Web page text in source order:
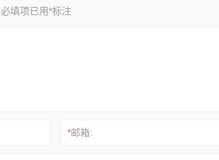
必填项已用*标注
*邮箱: